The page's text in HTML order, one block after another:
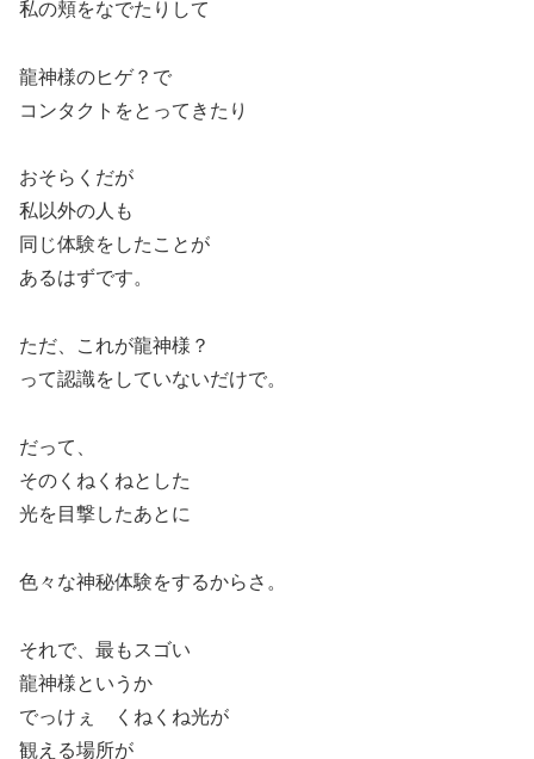
私の頬をなでたりして
龍神様のヒゲ？で
コンタクトをとってきたり
おそらくだが
私以外の人も
同じ体験をしたことが
あるはずです。
ただ、これが龍神様？
って認識をしていないだけで。
だって、
そのくねくねとした
光を目撃したあとに
色々な神秘体験をするからさ。
それで、最もスゴい
龍神様というか
でっけぇ くねくね光が
観える場所が